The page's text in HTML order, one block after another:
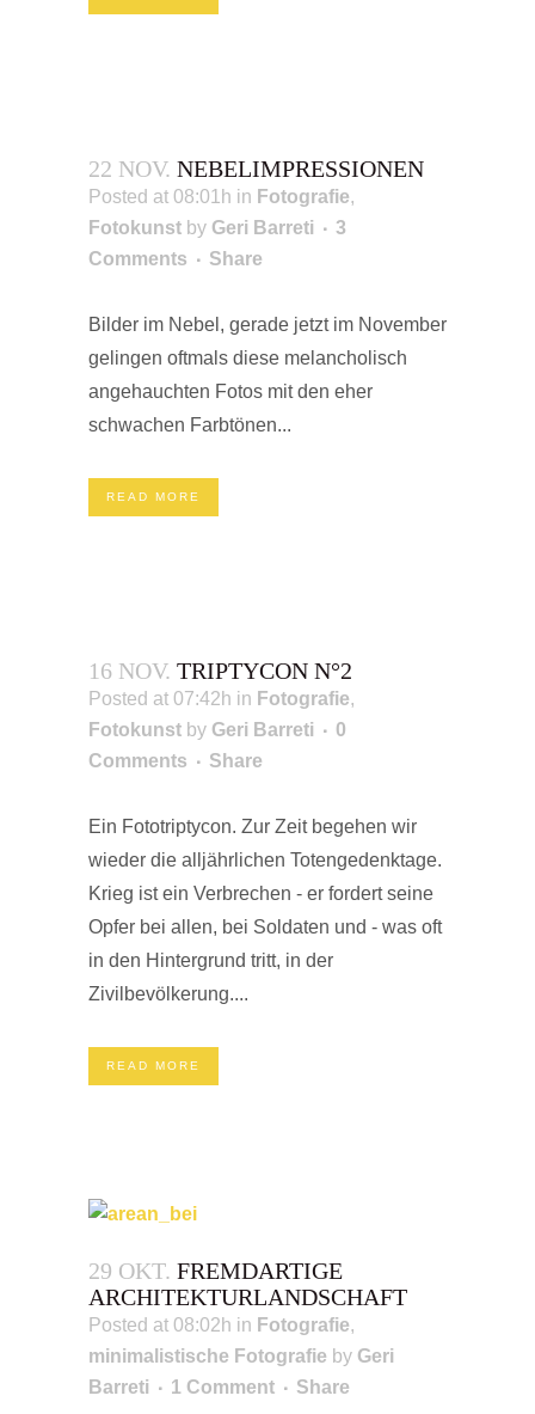
22 NOV. NEBELIMPRESSIONEN
Posted at 08:01h in Fotografie,
Fotokunst by Geri Barreti
3
Comments
Share
Bilder im Nebel, gerade jetzt im November
gelingen oftmals diese melancholisch
angehauchten Fotos mit den eher
schwachen Farbtönen...
READ MORE
16 NOV. TRIPTYCON N°2
Posted at 07:42h in Fotografie,
Fotokunst by Geri Barreti
0
Comments
Share
Ein Fototriptycon. Zur Zeit begehen wir
wieder die alljährlichen Totengedenktage.
Krieg ist ein Verbrechen - er fordert seine
Opfer bei allen, bei Soldaten und - was oft
in den Hintergrund tritt, in der
Zivilbevölkerung....
READ MORE
29 OKT. FREMDARTIGE
ARCHITEKTURLANDSCHAFT
Posted at 08:02h in Fotografie,
minimalistische Fotografie by Geri
Barreti
1 Comment Share